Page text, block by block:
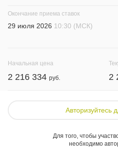
Окончание приема ставок
29 июля 2026 10:30 (МСК)
Начальная цена
2 216 334 2
Авторизуйтесь
Для того, чтобы
необходимо